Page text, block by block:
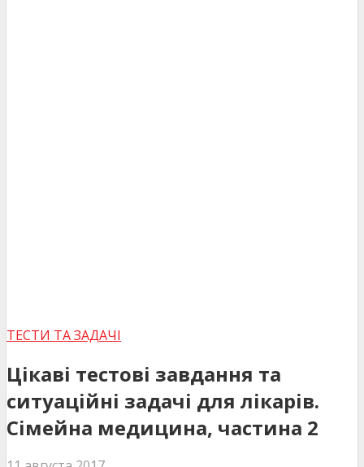
ТЕСТИ ТА ЗАДАЧІ
Цікаві тестові завдання та
ситуаційні задачі для лікарів.
Сімейна медицина, частина 2